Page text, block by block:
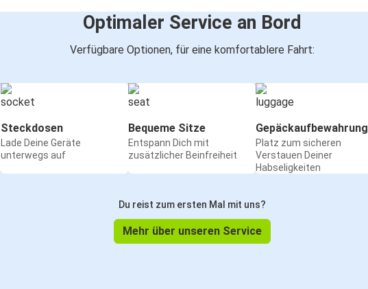
Optimaler Service an Bord
Verfügbare Optionen, für eine komfortablere Fahrt:
Steckdosen
Lade Deine Geräte
unterwegs auf
Bequeme Sitze
Entspann Dich mit
zusätzlicher Beinfreiheit
Gepäckaufbewahrung
Platz zum sicheren
Verstauen Deiner
Habseligkeiten
Du reist zum ersten Mal mit uns?
Mehr über unseren Service